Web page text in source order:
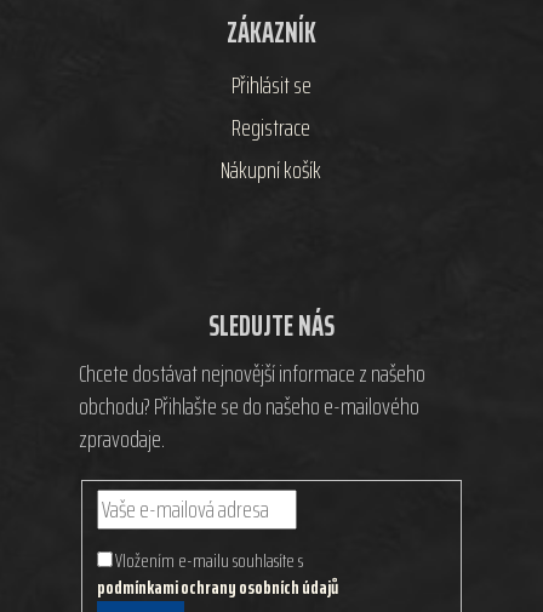
ZÁKAZNÍK
Přihlásit se
Registrace
Nákupní košík
SLEDUJTE NÁS
Chcete dostávat nejnovější informace z našeho
obchodu? Přihlašte se do našeho e-mailového
zpravodaje.
Vložením e-mailu souhlasíte s
podmínkami ochrany osobních údajů